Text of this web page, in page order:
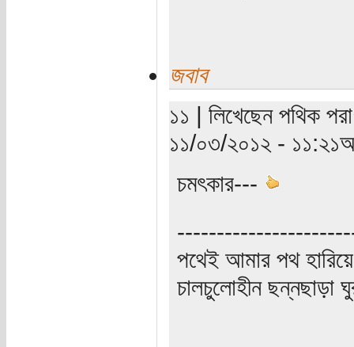
জবাব
১১ | লিখেছেন পথিক
১১/০৩/২০১২ -
চমৎকার---
পথেই আমার পথ হারিয়ে
চালচুলোহীন ছন্নছাড়া